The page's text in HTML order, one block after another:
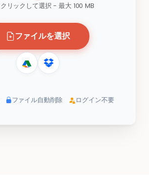
リックして選択 - 最大 100 MB
ファイルを選択
ファイル自動削除 ログイン不要